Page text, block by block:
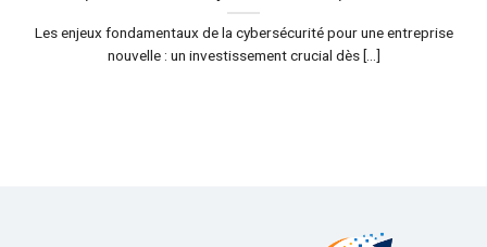
Les enjeux fondamentaux de la cybersécurité pour une entreprise
nouvelle : un investissement crucial dès [...]